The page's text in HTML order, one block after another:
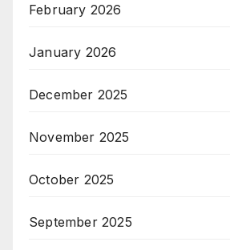
February 2026
January 2026
December 2025
November 2025
October 2025
September 2025